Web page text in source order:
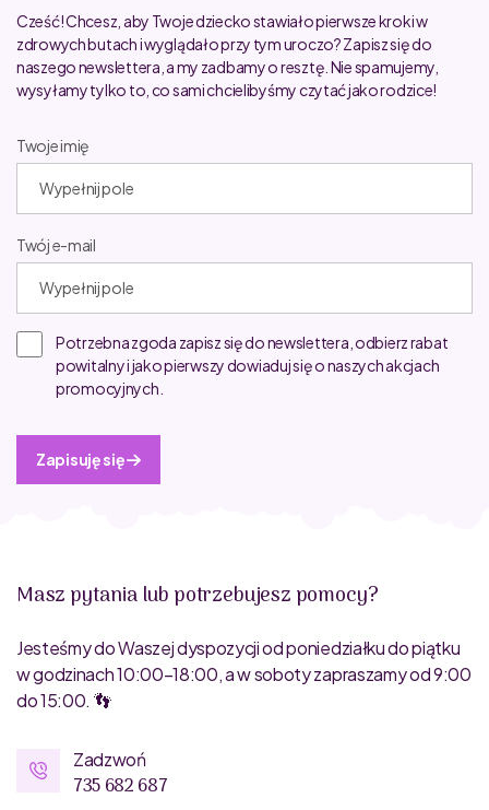
Cześć! Chcesz, aby Twoje dziecko stawiało pierwsze kroki w
zdrowych butach i wyglądało przy tym uroczo? Zapisz się do
naszego newslettera, a my zadbamy o resztę. Nie spamujemy,
wysyłamy tylko to, co sami chcielibyśmy czytać jako rodzice!
Twoje imię
Twój e-mail
Potrzebna zgoda zapisz się do newslettera, odbierz rabat
powitalny i jako pierwszy dowiaduj się o naszych akcjach
promocyjnych.
Zapisuję się
Masz pytania lub potrzebujesz pomocy?
Jesteśmy do Waszej dyspozycji od poniedziałku do piątku
w godzinach 10:00–18:00, a w soboty zapraszamy od 9:00
do 15:00. 👣
Zadzwoń
735 682 687